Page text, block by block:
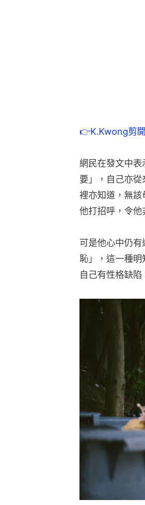
👉K.Kwong剪
網民在發文中
要」，自己亦
裡亦知道，無
他打招呼，令他
可是他心中仍
恥」，這一種
自己有性格缺陷